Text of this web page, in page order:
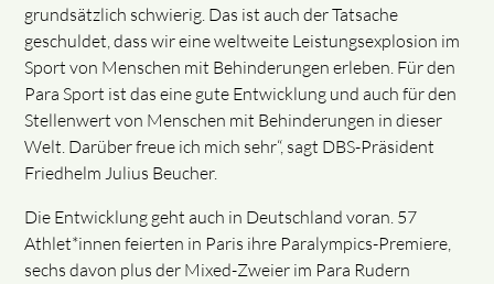
grundsätzlich schwierig. Das ist auch der Tatsache
geschuldet, dass wir eine weltweite Leistungsexplosion im
Sport von Menschen mit Behinderungen erleben. Für den
Para Sport ist das eine gute Entwicklung und auch für den
Stellenwert von Menschen mit Behinderungen in dieser
Welt. Darüber freue ich mich sehr“, sagt DBS-Präsident
Friedhelm Julius Beucher.
Die Entwicklung geht auch in Deutschland voran. 57
Athlet*innen feierten in Paris ihre Paralympics-Premiere,
sechs davon plus der Mixed-Zweier im Para Rudern